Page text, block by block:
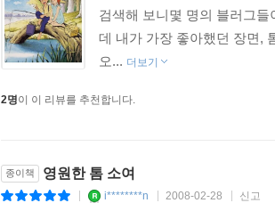
검색해 보니몇 명의 블러그
데 내가 가장 좋아했던 장면,
오... 더보기
2명이 이 리뷰를 추천합니다.
종이책 영원한 톰 소여
i********n 2008-02-28 신고